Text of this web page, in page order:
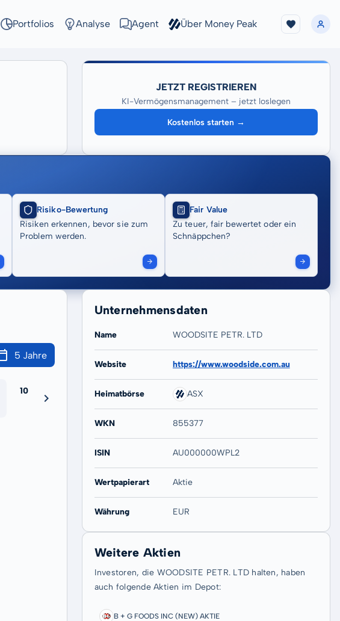
Portfolios Analyse Agent Über Money Peak
JETZT REGISTRIEREN
KI-Vermögensmanagement – jetzt loslegen
Kostenlos starten →
Risiko-Bewertung
Risiken erkennen, bevor sie zum
Problem werden.
Fair Value
Zu teuer, fair bewertet oder ein
Schnäppchen?
5 Jahre
10 Jahre 20 Jahre
Unternehmensdaten
Name WOODSITE PETR. LTD
Website https://www.woodside.com.au
Heimatbörse ASX
WKN 855377
ISIN AU000000WPL2
Wertpapierart Aktie
Währung EUR
Weitere Aktien
Investoren, die WOODSITE PETR. LTD halten, haben
auch folgende Aktien im Depot:
B + G FOODS INC (NEW) AKTIE